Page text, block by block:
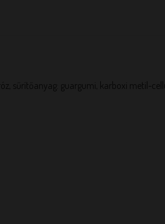
sűrítőanyag: guargumi, karboxi metil-